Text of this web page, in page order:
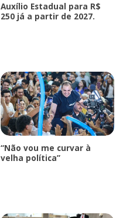
Auxílio Estadual para R$
250 já a partir de 2027.
“Não vou me curvar à
velha política”